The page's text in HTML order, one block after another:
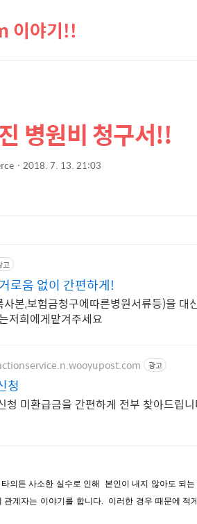
이야기!!
병원비 청구서!!
2018. 7. 13. 21:03
고
로움 없이 간편하게!
본,보험금청구에따른병원서류등)을 대
저희에게맡겨주세요
광고
청
청 미환급금을 간편하게 전부 찾아드립
의든 사소한 실수로 인해 본인이 내지 않아도 되
관계자는 이야기를 합니다. 이러한 경우 때문에